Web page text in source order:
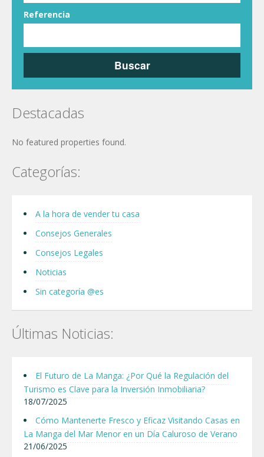
Referencia
Buscar
Destacadas
No featured properties found.
Categorías:
A la hora de vender tu casa
Consejos Generales
Consejos Legales
Noticias
Sin categoría @es
Últimas Noticias:
El Futuro de La Manga: ¿Por Qué la Regulación del
Turismo es Clave para la Inversión Inmobiliaria?
18/07/2025
Cómo Mantenerte Fresco y Eficaz Visitando Casas en
La Manga del Mar Menor en un Día Caluroso de Verano
21/06/2025